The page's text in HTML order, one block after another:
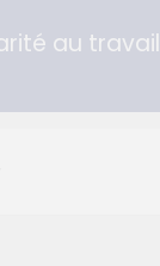
au travail